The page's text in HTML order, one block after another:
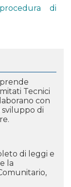
Tecnici
con
di
di leggi e
la
di